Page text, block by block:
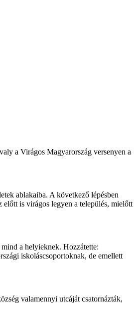
a Virágos Magyarország versenyen a
ablakaiba. A következő lépésben
is virágos legyen a település, mielőtt
a helyieknek. Hozzátette:
iskoláscsoportoknak, de emellett
valamennyi utcáját csatornázták,